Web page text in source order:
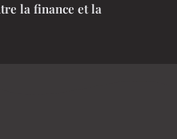
la finance et la